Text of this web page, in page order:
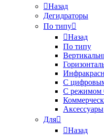
Назад
Дегидраторы
По типу
Назад
По типу
С
С режимом
Аксессуары
Для
Назад